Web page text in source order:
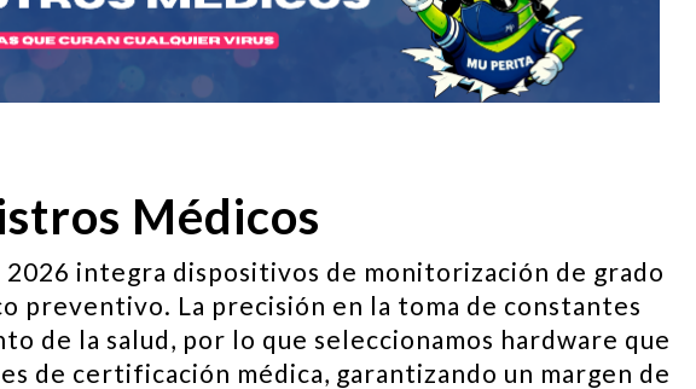
Médicos
2026 integra dispositivos de monitorización de grado
preventivo. La precisión en la toma de constantes
de la salud, por lo que seleccionamos hardware que
de certificación médica, garantizando un margen de